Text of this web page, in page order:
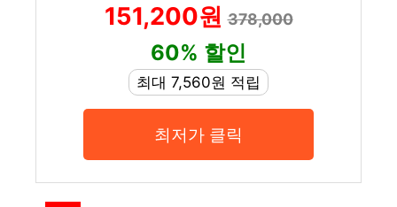
151,200원378,000
60% 할인
최대 7,560원 적립
최저가 클릭